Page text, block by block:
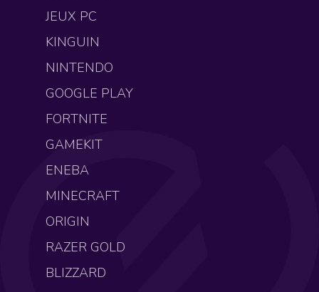
JEUX PC
KINGUIN
NINTENDO
GOOGLE PLAY
FORTNITE
GAMEKIT
ENEBA
MINECRAFT
ORIGIN
RAZER GOLD
BLIZZARD